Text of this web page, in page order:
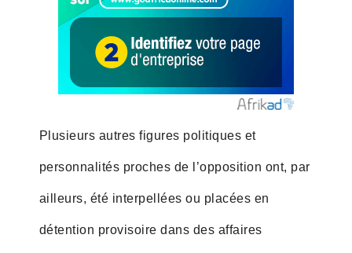
Plusieurs autres figures politiques et
personnalités proches de l’opposition ont, par
ailleurs, été interpellées ou placées en
détention provisoire dans des affaires